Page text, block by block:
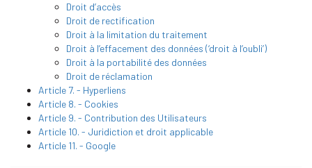
Droit d’accès
Droit de rectification
Droit à la limitation du traitement
Droit à l’effacement des données (‘droit à l’oubli’)
Droit à la portabilité des données
Droit de réclamation
Article 7. - Hyperliens
Article 8. - Cookies
Article 9. - Contribution des Utilisateurs
Article 10. - Juridiction et droit applicable
Article 11. - Google